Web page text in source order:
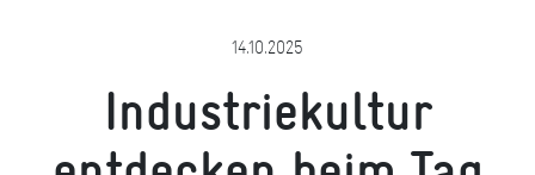
14.10.2025
Industriekultur